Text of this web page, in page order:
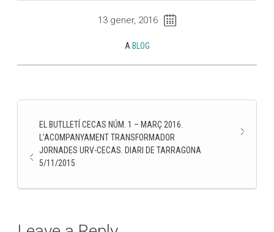
13 gener, 2016
A BLOG
EL BUTLLETÍ CECAS NÚM. 1 – MARÇ 2016.
L’ACOMPANYAMENT TRANSFORMADOR
JORNADES URV-CECAS. DIARI DE TARRAGONA
5/11/2015